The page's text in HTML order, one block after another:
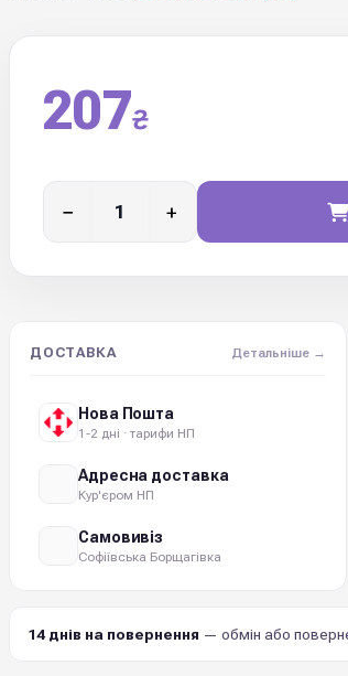
207₴
− +
ДОСТАВКА Детальніше →
Нова Пошта
1-2 дні · тарифи НП
Адресна доставка
Кур'єром НП
Самовивіз
Софіївська Борщагівка
14 днів на повернення — обмін або